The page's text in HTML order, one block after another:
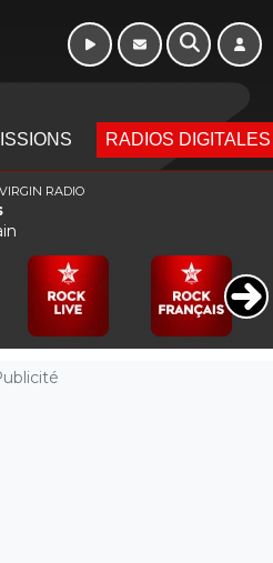
RADIOS DIGITALES
RADIO
16h - 20h